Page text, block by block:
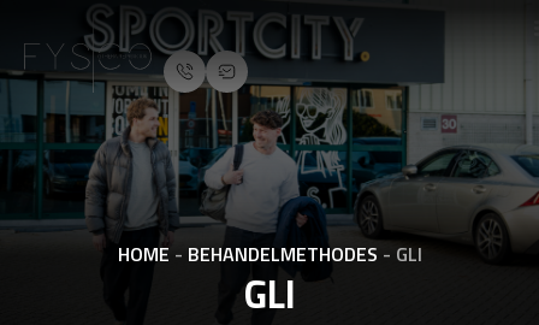
HOME - BEHANDELMETHODES - GLI
GLI